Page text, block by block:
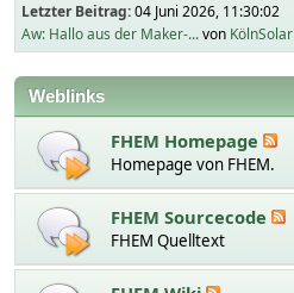
Letzter Beitrag:04 Juni 2026, 11:30:02
Aw: Hallo aus der Maker-...von KölnSolar
Weblinks
FHEM Homepage
Homepage von FHEM.
FHEM Sourcecode
FHEM Quelltext